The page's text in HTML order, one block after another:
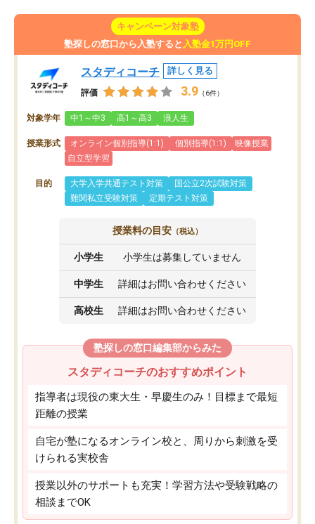
キャンペーン対象塾
塾探しの窓口から入塾すると 入塾金1万円OFF
スタディコーチ 詳しく見る
評価 3.9 （6件）
対象学年 中1～中3 高1～高3 浪人生
授業形式 オンライン個別指導(1:1) 個別指導(1:1)
映像授業
自立型学習
目的 大学入学共通テスト対策
国公立2次試験対策
難関私立受験対策
定期テスト対策
授業料の目安 （税込）
小学生 小学生は募集していません
中学生 詳細はお問い合わせください
高校生 詳細はお問い合わせください
塾探しの窓口編集部からみた
スタディコーチのおすすめポイント
指導者は現役の東大生・早慶生のみ！目標まで最短
距離の授業
自宅が塾になるオンライン校と、周りから刺激を受
けられる実校舎
授業以外のサポートも充実！学習方法や受験戦略の
相談までOK